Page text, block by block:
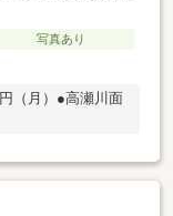
写真あり
（月）●高瀬川面